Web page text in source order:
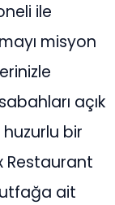
ile
misyon
açık
bir
Restaurant
ait